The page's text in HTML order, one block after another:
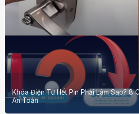
Khóa Điện Tử Hết Pin Phải Làm Sao? 8
An Toàn